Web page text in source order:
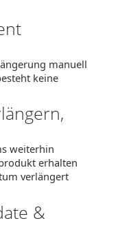
manuell
keine
weiterhin
erhalten
verlängert
&